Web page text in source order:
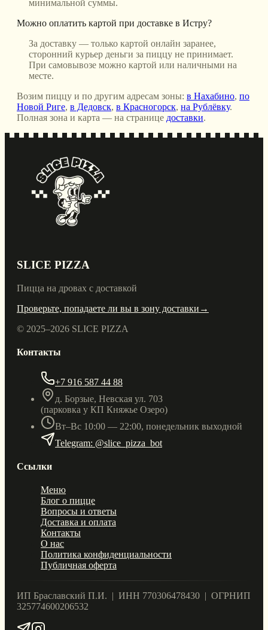
минимальной суммы.
Можно оплатить картой при доставке в Истру?
За доставку — только картой онлайн заранее,
сторонний курьер деньги за пиццу не принимает.
При самовывозе можно картой или наличными на
месте.
Возим пиццу и по другим адресам зоны: в Нахабино, по
Новой Риге, в Дедовск, в Красногорск, на Рублёвку.
Полная зона и карта — на странице доставки.
SLICE PIZZA
Пицца на дровах с доставкой
Проверьте, попадаете ли вы в зону доставки →
© 2025–2026 SLICE PIZZA
Контакты
+7 916 587 44 88
д. Борзые, Невская ул. 703
(парковка у КП Княжье Озеро)
Вт–Вс 10:00 — 22:00, понедельник выходной
Telegram: @slice_pizza_bot
Ссылки
Меню
Блог о пицце
Вопросы и ответы
Доставка и оплата
Контакты
О нас
Политика конфиденциальности
Публичная оферта
ИП Браславский П.И. | ИНН 770306478430 | ОГРНИП
325774600206532